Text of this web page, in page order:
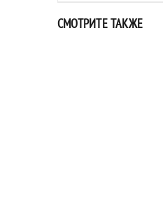
СМОТРИТЕ ТАКЖЕ